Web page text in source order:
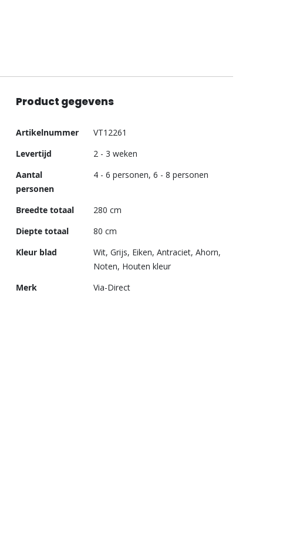
Product gegevens
Meer
Artikelnummer
VT12261
Levertijd
2 - 3 weken
Aantal
personen
4 - 6 personen, 6 - 8 personen
Breedte totaal
280 cm
Diepte totaal
80 cm
Kleur blad
Wit, Grijs, Eiken, Antraciet, Ahorn,
Noten, Houten kleur
Merk
Via-Direct